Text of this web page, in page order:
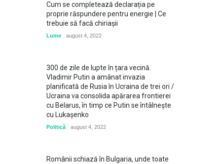
Cum se completează declarația pe
proprie răspundere pentru energie | Ce
trebuie să facă chiriașii
Lume august 4, 2022
300 de zile de lupte în țara vecină.
Vladimir Putin a amânat invazia
planificată de Rusia în Ucraina de trei ori /
Ucraina va consolida apărarea frontierei
cu Belarus, în timp ce Putin se întâlneşte
cu Lukaşenko
Politică august 4, 2022
Românii schiază în Bulgaria, unde toate